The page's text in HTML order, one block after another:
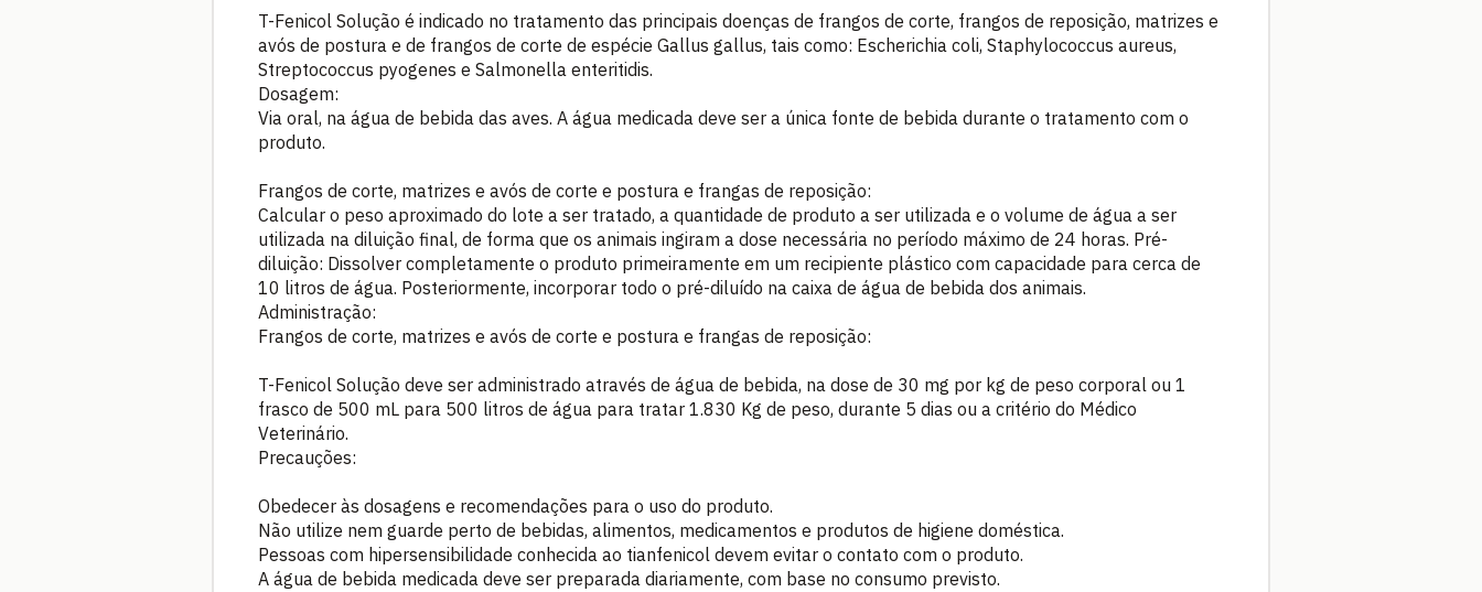
T-Fenicol Solução é indicado no tratamento das principais doenças de frangos de corte, frangos de reposição, matrizes e
avós de postura e de frangos de corte de espécie Gallus gallus, tais como: Escherichia coli, Staphylococcus aureus,
Streptococcus pyogenes e Salmonella enteritidis.
Dosagem:
Via oral, na água de bebida das aves. A água medicada deve ser a única fonte de bebida durante o tratamento com o
produto.
Frangos de corte, matrizes e avós de corte e postura e frangas de reposição:
Calcular o peso aproximado do lote a ser tratado, a quantidade de produto a ser utilizada e o volume de água a ser
utilizada na diluição final, de forma que os animais ingiram a dose necessária no período máximo de 24 horas. Pré-
diluição: Dissolver completamente o produto primeiramente em um recipiente plástico com capacidade para cerca de
10 litros de água. Posteriormente, incorporar todo o pré-diluído na caixa de água de bebida dos animais.
Administração:
Frangos de corte, matrizes e avós de corte e postura e frangas de reposição:
T-Fenicol Solução deve ser administrado através de água de bebida, na dose de 30 mg por kg de peso corporal ou 1
frasco de 500 mL para 500 litros de água para tratar 1.830 Kg de peso, durante 5 dias ou a critério do Médico
Veterinário.
Precauções:
Obedecer às dosagens e recomendações para o uso do produto.
Não utilize nem guarde perto de bebidas, alimentos, medicamentos e produtos de higiene doméstica.
Pessoas com hipersensibilidade conhecida ao tianfenicol devem evitar o contato com o produto.
A água de bebida medicada deve ser preparada diariamente, com base no consumo previsto.